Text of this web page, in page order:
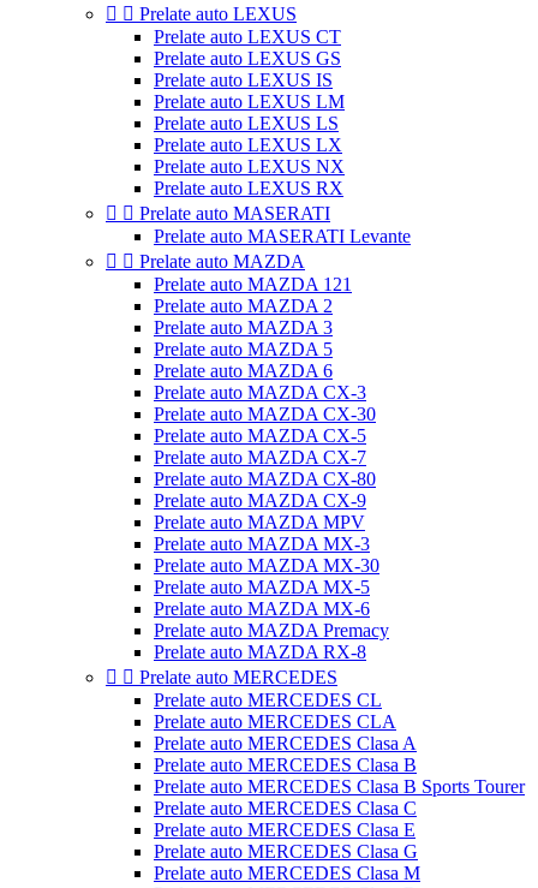
  Prelate auto LEXUS
Prelate auto LEXUS CT
Prelate auto LEXUS GS
Prelate auto LEXUS IS
Prelate auto LEXUS LM
Prelate auto LEXUS LS
Prelate auto LEXUS LX
Prelate auto LEXUS NX
Prelate auto LEXUS RX
  Prelate auto MASERATI
Prelate auto MASERATI Levante
  Prelate auto MAZDA
Prelate auto MAZDA 121
Prelate auto MAZDA 2
Prelate auto MAZDA 3
Prelate auto MAZDA 5
Prelate auto MAZDA 6
Prelate auto MAZDA CX-3
Prelate auto MAZDA CX-30
Prelate auto MAZDA CX-5
Prelate auto MAZDA CX-7
Prelate auto MAZDA CX-80
Prelate auto MAZDA CX-9
Prelate auto MAZDA MPV
Prelate auto MAZDA MX-3
Prelate auto MAZDA MX-30
Prelate auto MAZDA MX-5
Prelate auto MAZDA MX-6
Prelate auto MAZDA Premacy
Prelate auto MAZDA RX-8
  Prelate auto MERCEDES
Prelate auto MERCEDES CL
Prelate auto MERCEDES CLA
Prelate auto MERCEDES Clasa A
Prelate auto MERCEDES Clasa B
Prelate auto MERCEDES Clasa B Sports Tourer
Prelate auto MERCEDES Clasa C
Prelate auto MERCEDES Clasa E
Prelate auto MERCEDES Clasa G
Prelate auto MERCEDES Clasa M